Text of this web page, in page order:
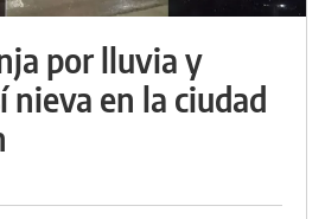
por lluvia y
nieva en la ciudad